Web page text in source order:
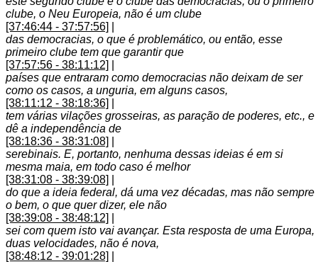
clube, o Neu Europeia, não é um clube
[37:46:44 - 37:57:56]
das democracias, o que é problemático, ou então, esse
primeiro clube tem que garantir que
[37:57:56 - 38:11:12]
países que entraram como democracias não deixam de ser
como os casos, a unguria, em alguns casos,
[38:11:12 - 38:18:36]
tem várias vilações grosseiras, as paração de poderes, etc., e
dê a independência de
[38:18:36 - 38:31:08]
serebinais. E, portanto, nenhuma dessas ideias é em si
mesma maia, em todo caso é melhor
[38:31:08 - 38:39:08]
do que a ideia federal, dá uma vez décadas, mas não sempre
o bem, o que quer dizer, ele não
[38:39:08 - 38:48:12]
sei com quem isto vai avançar. Esta resposta de uma Europa,
duas velocidades, não é nova,
[38:48:12 - 39:01:28]